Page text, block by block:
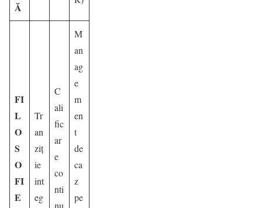
Ă
FI
L
O
S
O
FI
E
Tr
an
ziț
ie
int
eg
C
ali
fic
ar
e
co
nti
nu
M
an
ag
e
m
en
t
de
ca
z
pe